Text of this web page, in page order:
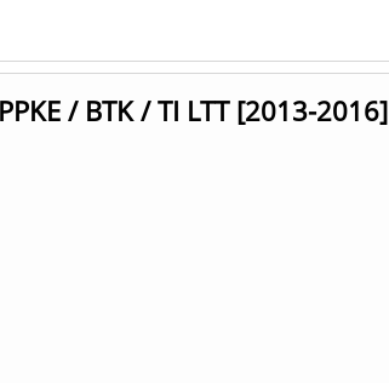
/ BTK / TI LTT [2013-2016]